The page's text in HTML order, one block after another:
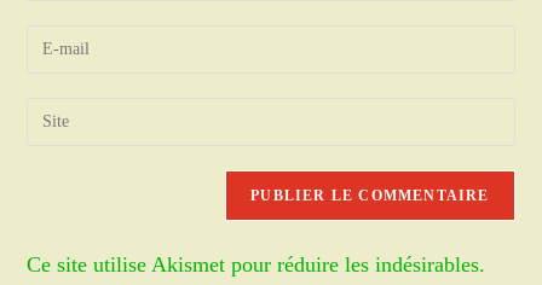
Enter
address
Saisir
(facultatif)
Ce site utilise Akismet pour réduire les indésirables.